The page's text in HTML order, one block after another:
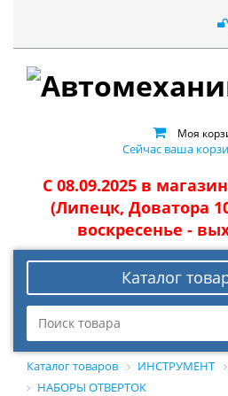
Моя
Сейчас ваша
С 08.09.2025 в
(Липецк, Доватора
воскресенье -
Каталог
Каталог товаров ИНСТРУМЕНТ
НАБОРЫ ОТВЕРТОК